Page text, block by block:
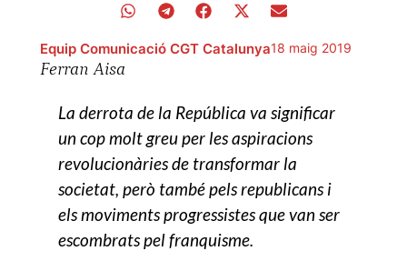
Equip Comunicació CGT Catalunya18 maig 2019
Ferran Aisa
La derrota de la República va significar
un cop molt greu per les aspiracions
revolucionàries de transformar la
societat, però també pels republicans i
els moviments progressistes que van ser
escombrats pel franquisme.